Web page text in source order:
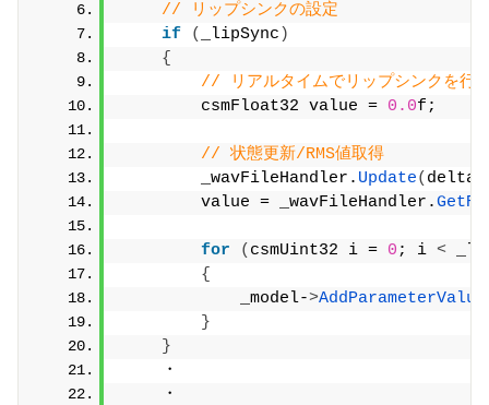
// リップシンクの設定
if
( _lipSync )
{
// リアルタイムでリップシンクを行
        csmFloat32 value =
0.0f;
// 状態更新/RMS値取得
        _wavFileHandler.
Update(
        value = _wavFileHandler.
for ( csmUint32 i = 0 ; i <
{
            _model-
>AddParameterValue
}
}
    ・
    ・